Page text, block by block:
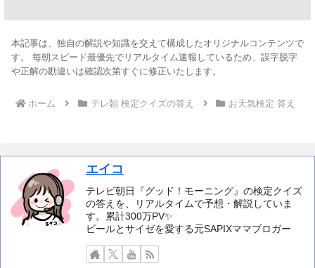
本記事は、独自の解説や知識を交えて構成したオリジナルコンテンツで
す。 毎朝スピード最優先でリアルタイム速報しているため、誤字脱字
や正解の勘違いは確認次第すぐに修正いたします。
ホーム テレ朝 検定クイズの答え お天気検定 答え
エイコ
テレビ朝日『グッド！モーニング』の検定クイズ
の答えを、リアルタイムで予想・解説していま
す。累計300万PV✨️
ビールとサイゼを愛する元SAPIXママブロガー